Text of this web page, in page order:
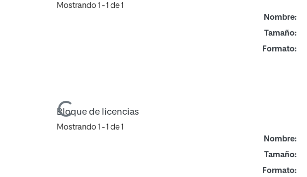
Mostrando 1 - 1 de 1
Cargando...
Nombre:
Tamaño:
Formato:
Bloque de licencias
Mostrando 1 - 1 de 1
Nombre:
Tamaño:
Formato: